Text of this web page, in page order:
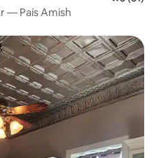
— País Amish
dos hóspedes